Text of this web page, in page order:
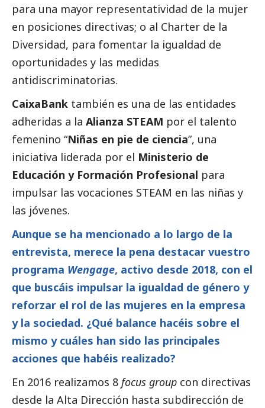
para una mayor representatividad de la mujer
en posiciones directivas; o al Charter de la
Diversidad, para fomentar la igualdad de
oportunidades y las medidas
antidiscriminatorias.
CaixaBank también es una de las entidades
adheridas a la Alianza STEAM por el talento
femenino “Niñas en pie de ciencia”, una
iniciativa liderada por el Ministerio de
Educación y Formación Profesional para
impulsar las vocaciones STEAM en las niñas y
las jóvenes.
Aunque se ha mencionado a lo largo de la
entrevista, merece la pena destacar vuestro
programa Wengage, activo desde 2018, con el
que buscáis impulsar la igualdad de género y
reforzar el rol de las mujeres en la empresa
y la sociedad. ¿Qué balance hacéis sobre el
mismo y cuáles han sido las principales
acciones que habéis realizado?
En 2016 realizamos 8 focus group con directivas
desde la Alta Dirección hasta subdirección de